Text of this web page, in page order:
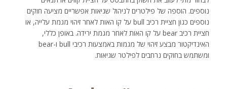
נוספים. הוספה של פילטרים לניהול שגיאות אפשריים מציעה חוקים
נוספים כגון חציית רכיב bull על קו האות לאחר זיהוי מגמת עלייה, או
חציית רכיב bear על קו האות לאחר מגמת ירידה. באופן כללי,
האינדיקטור מבצע זיהוי של מגמות באמצעות רכיבי bull ו-bear
ומשתמש בחוקים נרחבים לפילטר שגיאות.